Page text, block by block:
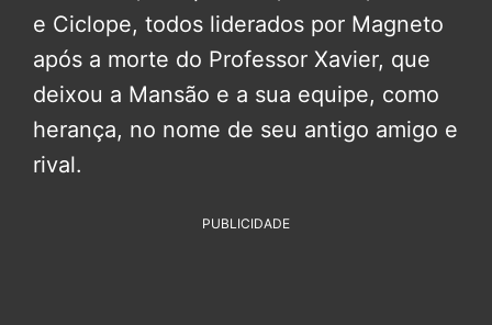
e Ciclope, todos liderados por Magneto
após a morte do Professor Xavier, que
deixou a Mansão e a sua equipe, como
herança, no nome de seu antigo amigo e
rival.
PUBLICIDADE